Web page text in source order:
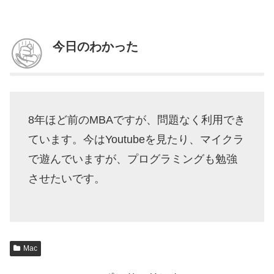
今日のわかった
8年ほど前のMBAですが、問題なく利用でき
ています。今はYoutubeを見たり、マイクラ
で遊んでいますが、プログラミングも勉強
させたいです。
Mac